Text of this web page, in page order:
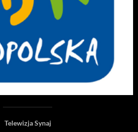
Telewizja Synaj